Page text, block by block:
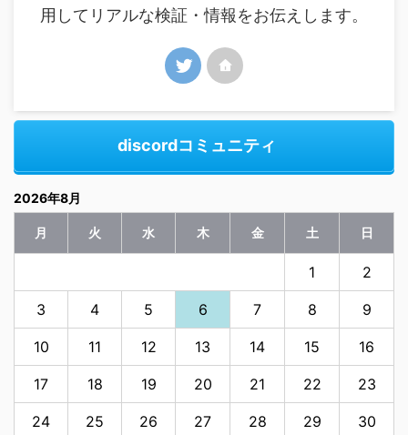
用してリアルな検証・情報をお伝えします。
discordコミュニティ
2026年8月
月 火 水 木 金 土 日
1 2
3 4 5 6 7 8 9
10 11 12 13 14 15 16
17 18 19 20 21 22 23
24 25 26 27 28 29 30